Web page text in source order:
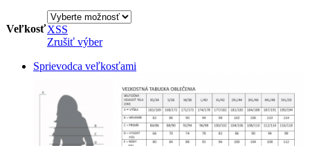
VeľkosťXSS
Zrušiť výber
Sprievodca veľkosťami